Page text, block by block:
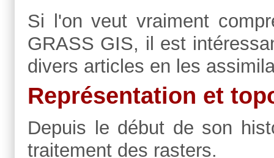
Si l'on veut vraiment
GRASS GIS, il est
divers articles en les
Représentation et
Depuis le début de son
traitement des rasters.